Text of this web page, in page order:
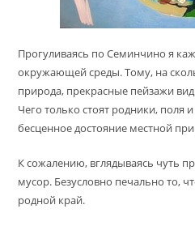
Прогуливаясь по Семинчино я
окружающей среды. Тому, на
природа, прекрасные пейзажи
Чего только стоят родники, поля
бесценное достояние местной
К сожалению, вглядываясь чуть
мусор. Безусловно печально то,
родной край.